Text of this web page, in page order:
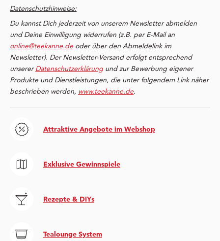
Datenschutzhinweise:
Du kannst Dich jederzeit von unserem Newsletter abmelden
und Deine Einwilligung widerrufen (z.B. per E-Mail an
online@teekanne.de oder über den Abmeldelink im
Newsletter). Der Newsletter-Versand erfolgt entsprechend
unsererDatenschutzerklärung und zur Bewerbung eigener
Produkte und Dienstleistungen, die unter folgendem Link näher
beschrieben werden, www.teekanne.de.
Attraktive Angebote im Webshop
Exklusive Gewinnspiele
Rezepte & DIYs
Tealounge System